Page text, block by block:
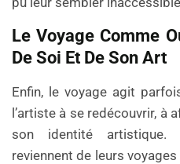
Le Voyage Comme
De Soi Et De Son Art
Enfin, le voyage agit
l’artiste à se redécouvrir, à
son identité artistique.
reviennent de leurs